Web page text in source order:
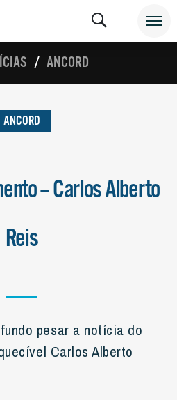
ANCORD
ANCORD
– Carlos Alberto
Reis
pesar a notícia do
Carlos Alberto